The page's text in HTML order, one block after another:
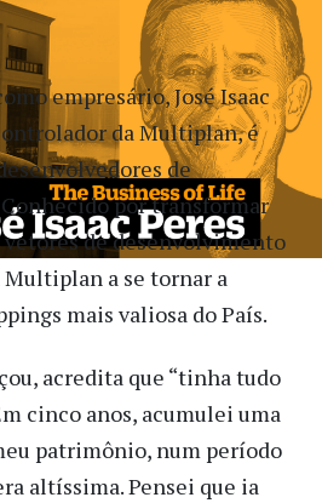
empresário, José Isaac
da Multiplan, é
de
por transformar
vetores de desenvolvimento
Multiplan a se tornar a
mais valiosa do País.
acredita que “tinha tudo
cinco anos, acumulei uma
patrimônio, num período
altíssima. Pensei que ia